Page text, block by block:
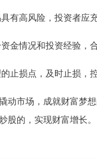
有高风险，投资者应
金情况和投资经验，
止损点，及时止损，控
动市场，成就财富梦
股的，实现财富增长。